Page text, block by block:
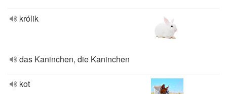
królik
das Kaninchen, die Kaninchen
kot